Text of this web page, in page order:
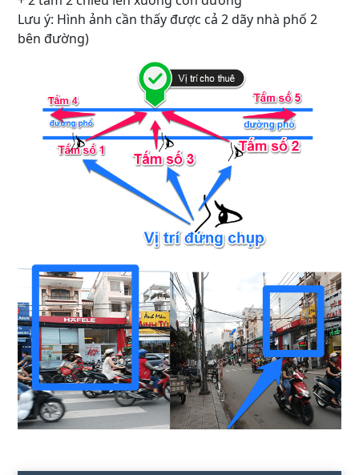
Lưu ý: Hình ảnh cần thấy được cả 2 dãy nhà phố 2
bên đường)